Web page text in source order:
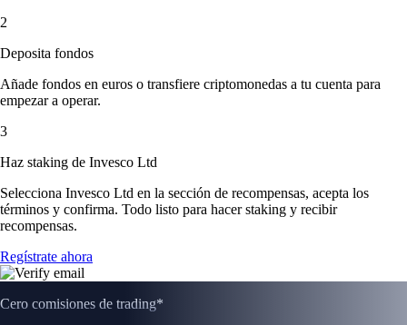
2
Deposita fondos
Añade fondos en euros o transfiere criptomonedas a tu cuenta para
empezar a operar.
3
Haz staking de Invesco Ltd
Selecciona Invesco Ltd en la sección de recompensas, acepta los
términos y confirma. Todo listo para hacer staking y recibir
recompensas.
Regístrate ahora
Cero comisiones de trading*